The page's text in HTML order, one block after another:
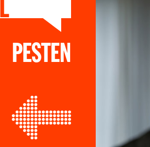
PESTEN